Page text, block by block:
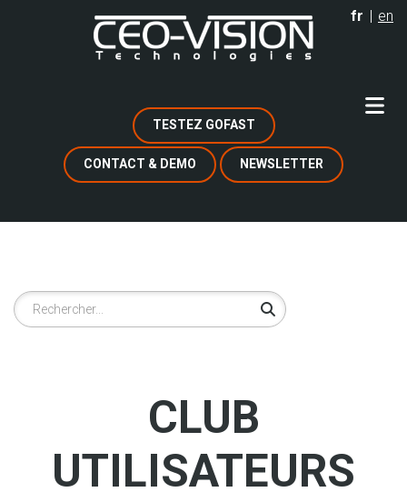
fr en
TESTEZ GOFAST
CONTACT & DEMO NEWSLETTER
Rechercher
CLUB
UTILISATEURS